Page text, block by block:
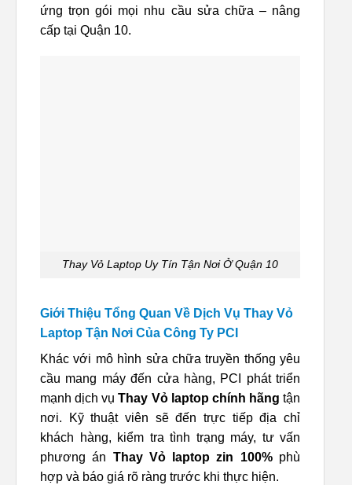
ứng trọn gói mọi nhu cầu sửa chữa – nâng
cấp tại Quận 10.
Thay Vỏ Laptop Uy Tín Tận Nơi Ở Quận 10
Giới Thiệu Tổng Quan Về Dịch Vụ Thay Vỏ
Laptop Tận Nơi Của Công Ty PCI
Khác với mô hình sửa chữa truyền thống yêu
cầu mang máy đến cửa hàng, PCI phát triển
mạnh dịch vụThay Vỏ laptop chính hãng tận
nơi. Kỹ thuật viên sẽ đến trực tiếp địa chỉ
khách hàng, kiểm tra tình trạng máy, tư vấn
phương án Thay Vỏ laptop zin 100%phù
hợp và báo giá rõ ràng trước khi thực hiện.